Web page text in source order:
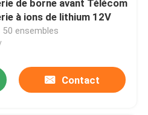
de borne avant Télécom
à ions de lithium 12V
50 ensembles
Contact